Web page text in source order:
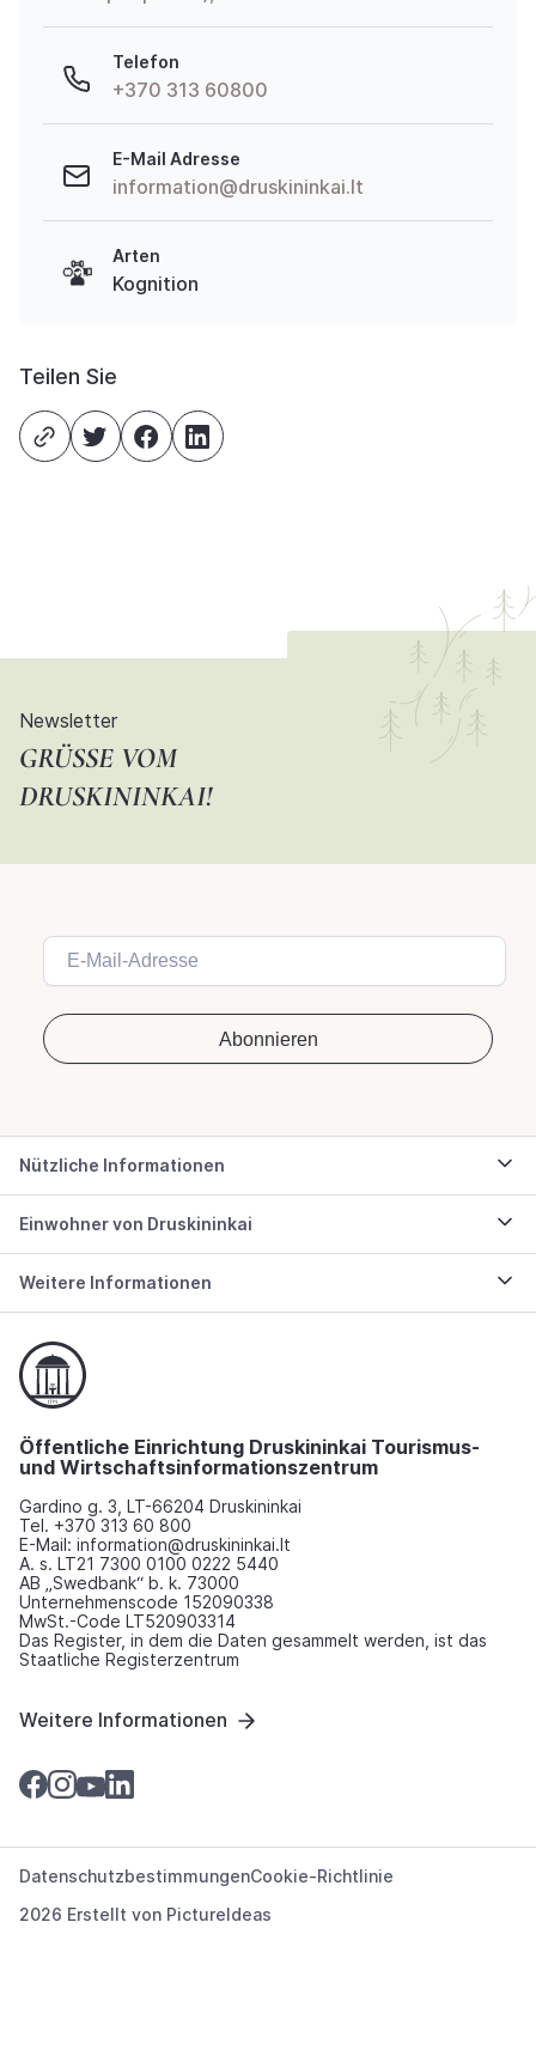
Telefon
+370 313 60800
E-Mail Adresse
information@druskininkai.lt
Arten
Kognition
Teilen Sie
Newsletter
GRÜSSE VOM D
RUSKININKAI!
Nützliche Informationen
Einwohner von Druskininkai
Weitere Informationen
Öffentliche Einrichtung Druskininkai Tourismus-
und Wirtschaftsinformationszentrum
Gardino g. 3, LT-66204 Druskininkai
Tel. +370 313 60 800
E-Mail: information@druskininkai.lt
A. s. LT21 7300 0100 0222 5440
AB „Swedbank“ b. k. 73000
Unternehmenscode 152090338
MwSt.-Code LT520903314
Das Register, in dem die Daten gesammelt werden, ist das
Staatliche Registerzentrum
Weitere Informationen
2026 Erstellt von PictureIdeas
DatenschutzbestimmungenCookie-Richtlinie